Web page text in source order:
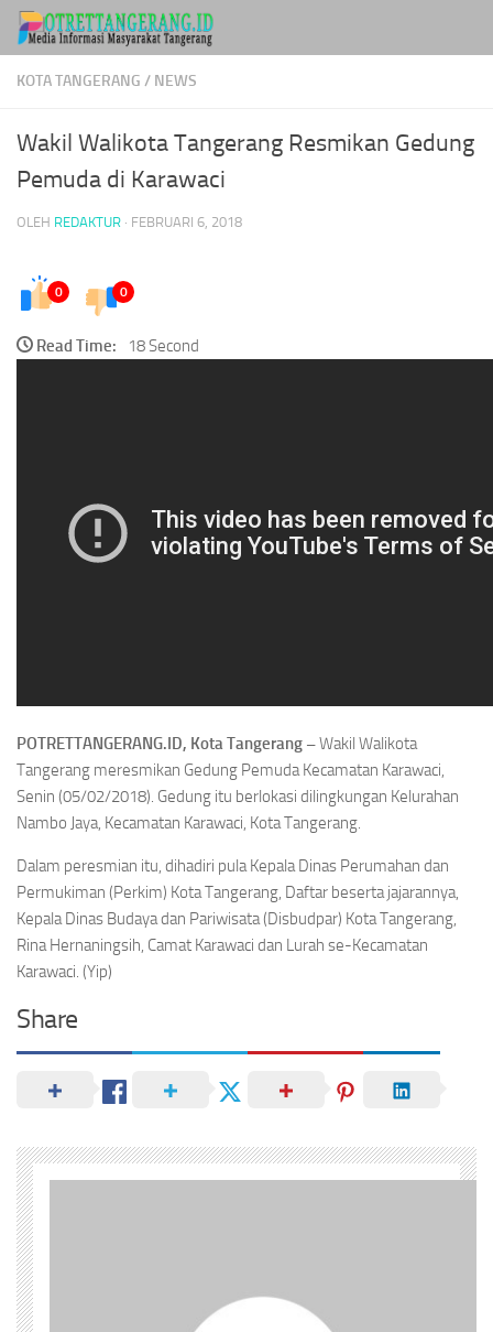
Skip to content
KOTA TANGERANG / NEWS
Wakil Walikota Tangerang Resmikan Gedung
Pemuda di Karawaci
OLEH REDAKTUR · FEBRUARI 6, 2018
0 0
Read Time: 18 Second
POTRETTANGERANG.ID, Kota Tangerang –Wakil Walikota
Tangerang meresmikan Gedung Pemuda Kecamatan Karawaci,
Senin (05/02/2018). Gedung itu berlokasi dilingkungan Kelurahan
Nambo Jaya, Kecamatan Karawaci, Kota Tangerang.
Dalam peresmian itu, dihadiri pula Kepala Dinas Perumahan dan
Permukiman (Perkim) Kota Tangerang, Daftar beserta jajarannya,
Kepala Dinas Budaya dan Pariwisata (Disbudpar) Kota Tangerang,
Rina Hernaningsih, Camat Karawaci dan Lurah se-Kecamatan
Karawaci. (Yip)
Share